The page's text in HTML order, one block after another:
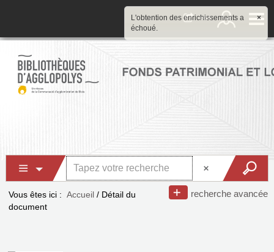
recherche avancée
Vous êtes ici : Accueil / Détail du
document
×
L'obtention des enrichissements a
échoué.